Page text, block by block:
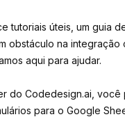
tutoriais úteis, um guia
obstáculo na integração
aqui para ajudar.
do Codedesign.ai,
para o Google